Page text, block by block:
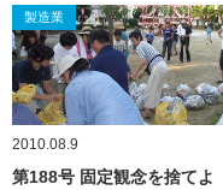
製造業
2010.08.9
第188号 固定観念を捨てよ